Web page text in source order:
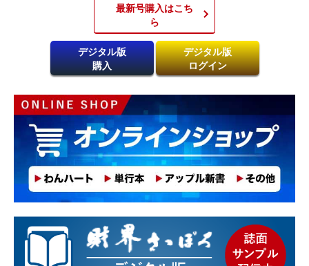
最新号購入はこち
ら​
デジタル版
購入
デジタル版
ログイン